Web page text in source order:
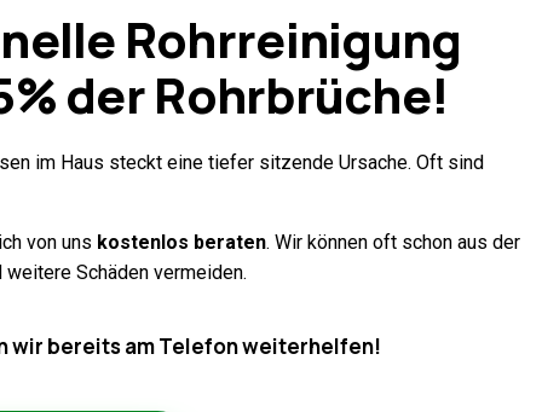
Rohrreinigung
der Rohrbrüche!
im Haus steckt eine tiefer sitzende Ursache. Oft sind
von uns kostenlos beraten. Wir können oft schon aus der
Schäden vermeiden.
wir bereits am Telefon weiterhelfen!